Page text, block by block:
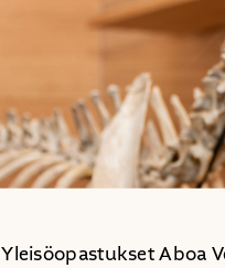
Yleisöopastukset Aboa